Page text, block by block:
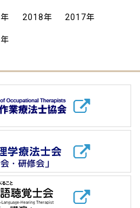
年 2018年 2017年
年